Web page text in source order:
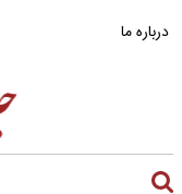
درباره ما